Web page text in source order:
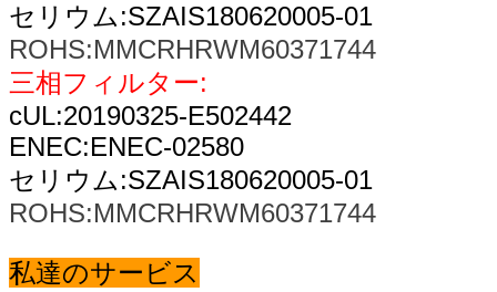
セリウム:SZAIS180620005-01
ROHS:MMCRHRWM60371744
三相フィルター:
cUL:20190325-E502442
ENEC:ENEC-02580
セリウム:SZAIS180620005-01
ROHS:MMCRHRWM60371744
私達のサービス